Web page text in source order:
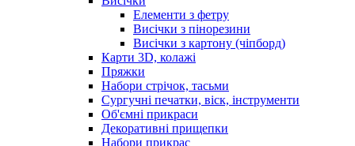
Елементи з фетру
Висічки з пінорезини
Висічки з картону (чіпборд)
Карти 3D, колажі
Пряжки
Набори стрічок, тасьми
Сургучні печатки, віск, інструменти
Об'ємні прикраси
Декоративні прищепки
Набори прикрас